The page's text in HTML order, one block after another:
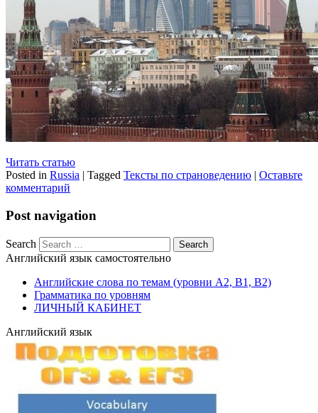
Читать статью
Posted in Russia | Tagged Тексты по страноведению | Оставьте
комментарий
Post navigation
Search
Английский язык самостоятельно
Английские слова по темам (уровни A2, B1, B2)
Грамматика по уровням
ЛИЧНЫЙ КАБИНЕТ
Английский язык